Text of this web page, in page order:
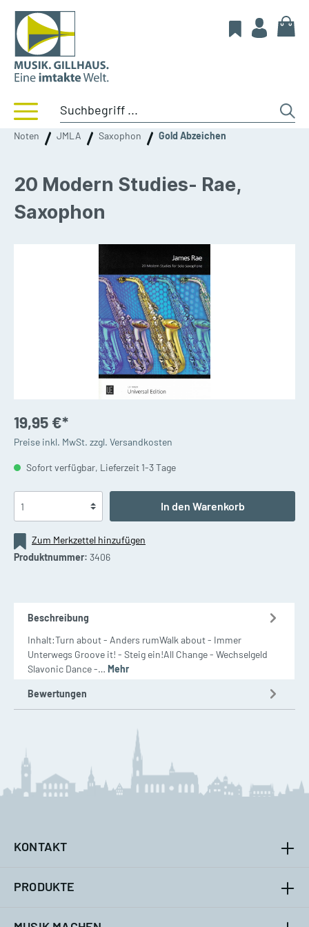
Noten JMLA Saxophon Gold Abzeichen
20 Modern Studies- Rae,
Saxophon
19,95 €*
Preise inkl. MwSt. zzgl. Versandkosten
Sofort verfügbar, Lieferzeit 1-3 Tage
In den Warenkorb
Zum Merkzettel hinzufügen
Produktnummer: 3406
Beschreibung
Inhalt:Turn about - Anders rumWalk about - Immer
Unterwegs Groove it! - Steig ein!All Change - Wechselgeld
Slavonic Dance -… Mehr
Bewertungen
KONTAKT
PRODUKTE